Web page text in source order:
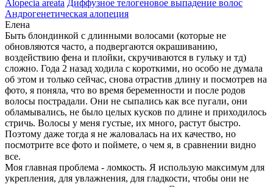
Alopecia areata Диффузное телогеновое выпадение волос
Андрогенетическая алопеция
Елена
Быть блондинкой с длинными волосами (которые не
обновляются часто, а подвергаются окрашиванию,
воздействию фена и плойки, скручиваются в гульку и тд)
сложно. Года 2 назад ходила с короткими, но особо не думала
об этом и только сейчас, снова отрастив длину и посмотрев на
фото, я поняла, что во время беременности и после родов
волосы пострадали. Они не сыпались как все пугали, они
обламывались, не было целых кусков по длине и приходилось
стричь. Волосы у меня густые, их много, растут быстро.
Поэтому даже тогда я не жаловалась на их качество, но
посмотрите все фото и поймете, о чем я, в сравнении видно
все.⠀
Моя главная проблема - ломкость. Я использую максимум для
укрепления, для увлажнения, для гладкости, чтобы они не